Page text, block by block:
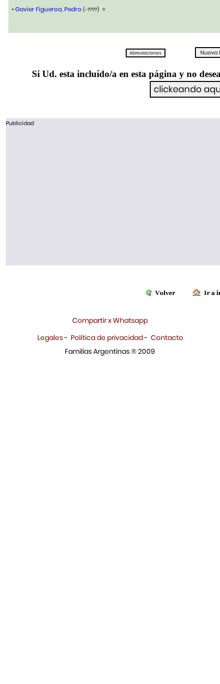
•Gavier Figueroa, Pedro (-????)
Si Ud. esta incluído/a en esta página y no
Publicidad
Compartir x Whatsapp
Legales- Política de privacidad- Contacto
Familias Argentinas ® 2009